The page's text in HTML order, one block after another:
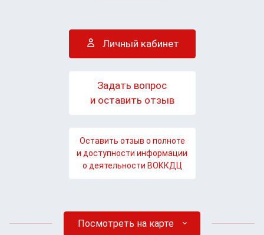
Личный кабинет
Задать вопрос
и оставить отзыв
Оставить отзыв о полноте
и доступности информации
о деятельности ВОККДЦ
Посмотреть на карте